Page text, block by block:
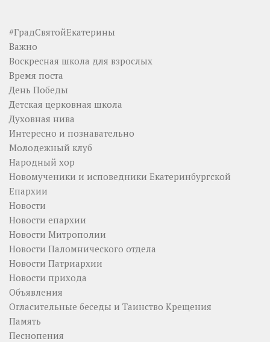
#ГрадСвятойЕкатерины
Важно
Воскресная школа для взрослых
Время поста
День Победы
Детская церковная школа
Духовная нива
Интересно и познавательно
Молодежный клуб
Народный хор
Новомученики и исповедники Екатеринбургской
Епархии
Новости
Новости епархии
Новости Митрополии
Новости Паломнического отдела
Новости Патриархии
Новости прихода
Объявления
Огласительные беседы и Таинство Крещения
Память
Песнопения